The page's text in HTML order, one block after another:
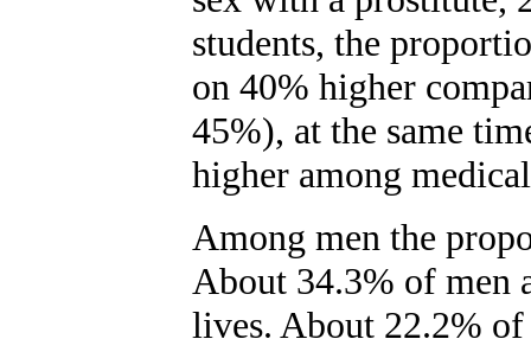
students, the
on 40% higher
45%), at the same
higher among
Among men the
About 34.3% of men
lives. About 22.2%